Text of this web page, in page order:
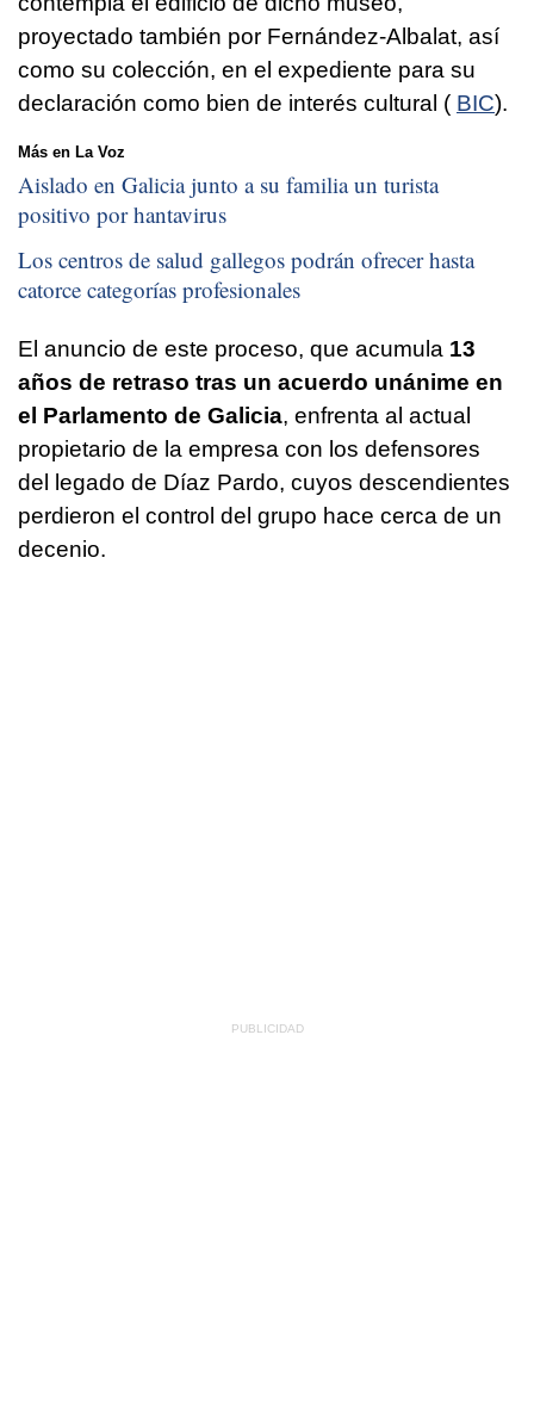
proyectado también por Fernández-Albalat, así
como su colección, en el expediente para su
declaración como bien de interés cultural ( BIC).
Más en La Voz
Aislado en Galicia junto a su familia un turista
positivo por hantavirus
Los centros de salud gallegos podrán ofrecer hasta
catorce categorías profesionales
El anuncio de este proceso, que acumula 13
años de retraso tras un acuerdo unánime en
el Parlamento de Galicia, enfrenta al actual
propietario de la empresa con los defensores
del legado de Díaz Pardo, cuyos descendientes
perdieron el control del grupo hace cerca de un
decenio.